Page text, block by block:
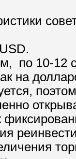
по 10-12
на